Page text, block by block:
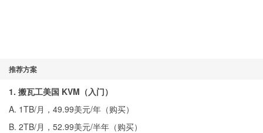
推荐方案
1. 搬瓦工美国 KVM（入门）
A. 1TB/月，49.99美元/年（购买）
B. 2TB/月，52.99美元/半年（购买）